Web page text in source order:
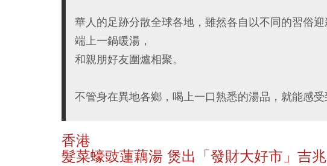
華人的足跡分散全球各地，雖然各自以不同的習俗
端上一鍋暖湯，
和親朋好友圍爐相聚。
不管身在異地各鄉，喝上一口熟悉的湯品，就能感受
香港
髮菜蠔豉蓮藕湯 煲出「發財大好市」吉兆